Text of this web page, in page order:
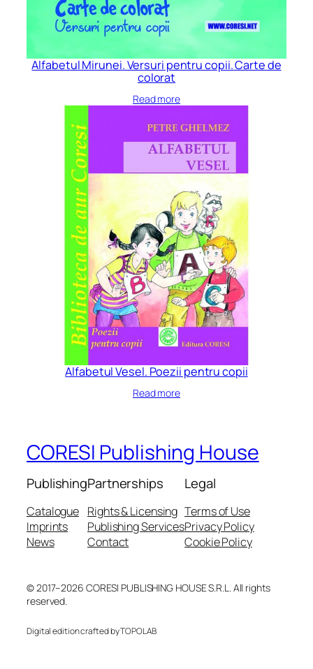
Alfabetul Mirunei. Versuri pentru copii. Carte de
colorat
Read more
Alfabetul Vesel. Poezii pentru copii
Read more
CORESI Publishing House
Publishing
Catalogue
Imprints
News
Partnerships
Rights & Licensing
Publishing Services
Contact
Legal
Terms of Use
Privacy Policy
Cookie Policy
© 2017–2026 CORESI PUBLISHING HOUSE S.R.L. All rights
reserved.
Digital edition crafted by TOPOLAB